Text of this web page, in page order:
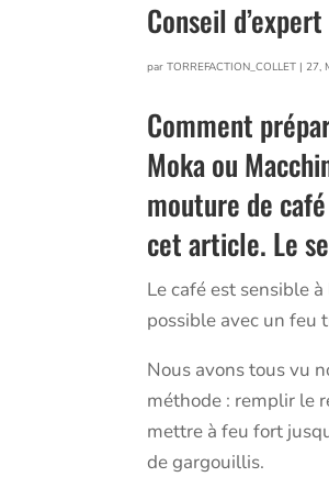
Conseil
parTORREFACTION_COLLET | 27,
Comment
Moka ou
mouture de
cet article. Le
Le café est sensible
possible avec un feu
Nous avons tous vu
méthode : remplir le
mettre à feu fort
de gargouillis.